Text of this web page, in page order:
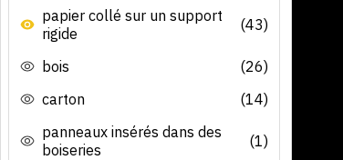
papier collé sur un support
rigide
(43)
bois
(26)
carton
(14)
panneaux insérés dans des
boiseries
(1)